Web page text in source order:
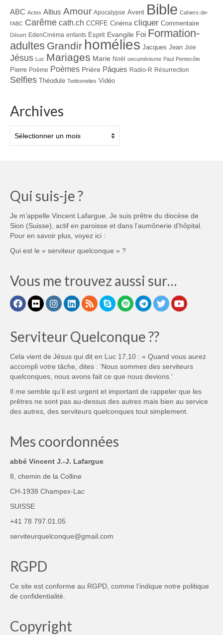
ABC Actes Altius Amour Apocalypse Avent Bible Cahiers-de-
l'ABC Carême cath.ch CCRFE Cinéma cliquer Commentaire
Désert EdenCinéma enfants Esprit Evangile Foi Formation-
adultes Grandir homélies Jacques Jean Joie
Jésus Luc Mariages Marie Noël oecuménisme Paul Pentecôte
Pierre Poème Poèmes Prière Pâques Radio-R Résurrection
Selfies Théodule Twittomelies Vidéo
Archives
Qui suis-je ?
Je m’appelle Vincent Lafargue. Je suis prêtre du diocèse de
Sion (Suisse), actif en paroisse et dans l’aumônerie d’hôpital.
Pour en savoir plus, voyez ici :
Qui est le « serviteur quelconque » ?
Vous me trouvez aussi sur…
Serviteur Quelconque ??
Cela vient de Jésus qui dit en Luc 17,10 : « Quand vous aurez
accompli votre tâche, dites : ‘Nous sommes des serviteurs
quelconques, nous avons fait ce que nous devions.’
Il me semble qu’il est urgent et important de rappeler que les
prêtres ne sont pas au-dessus des autres mais bien au service
des autres, des serviteurs quelconques tout simplement.
Mes coordonnées
abbé Vincent J.-J. Lafargue
8, chemin de la Colline
CH-1938 Champex-Lac
SUISSE
+41 78 797.01.05
serviteurquelconque@gmail.com
RGPD
Ce site est conforme au RGPD, comme l’indique notre politique
de confidentialité
Copyright